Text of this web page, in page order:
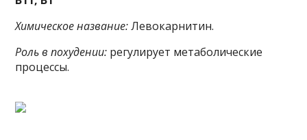
Химическое название:Левокарнитин.
Роль в похудении: регулирует метаболические
процессы.